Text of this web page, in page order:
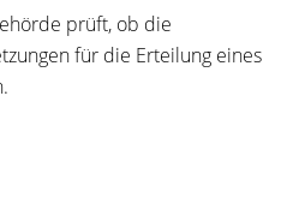
prüft, ob die
für die Erteilung eines